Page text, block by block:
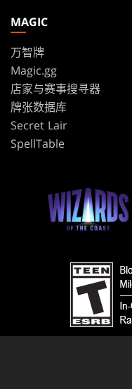
MAGIC
万智牌
Magic.gg
店家与赛事搜寻器
牌张数据库
Secret Lair
SpellTable